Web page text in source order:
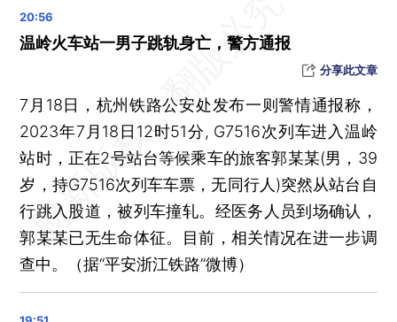
上半年三大航集体减亏 2家航司3家机场扭亏为盈
中芯国际再换帅 58岁高永岗辞任董事长
温岭火车站一男子跳轨身亡，警方通报
分享此文章
7月18日，杭州铁路公安处发布一则警情通报称，
2023年7月18日12时51分, G7516次列车进入温岭
站时，正在2号站台等候乘车的旅客郭某某(男，39
岁，持G7516次列车车票，无同行人)突然从站台自
行跳入股道，被列车撞轧。经医务人员到场确认，
郭某某已无生命体征。目前，相关情况在进一步调
查中。（据“平安浙江铁路”微博）